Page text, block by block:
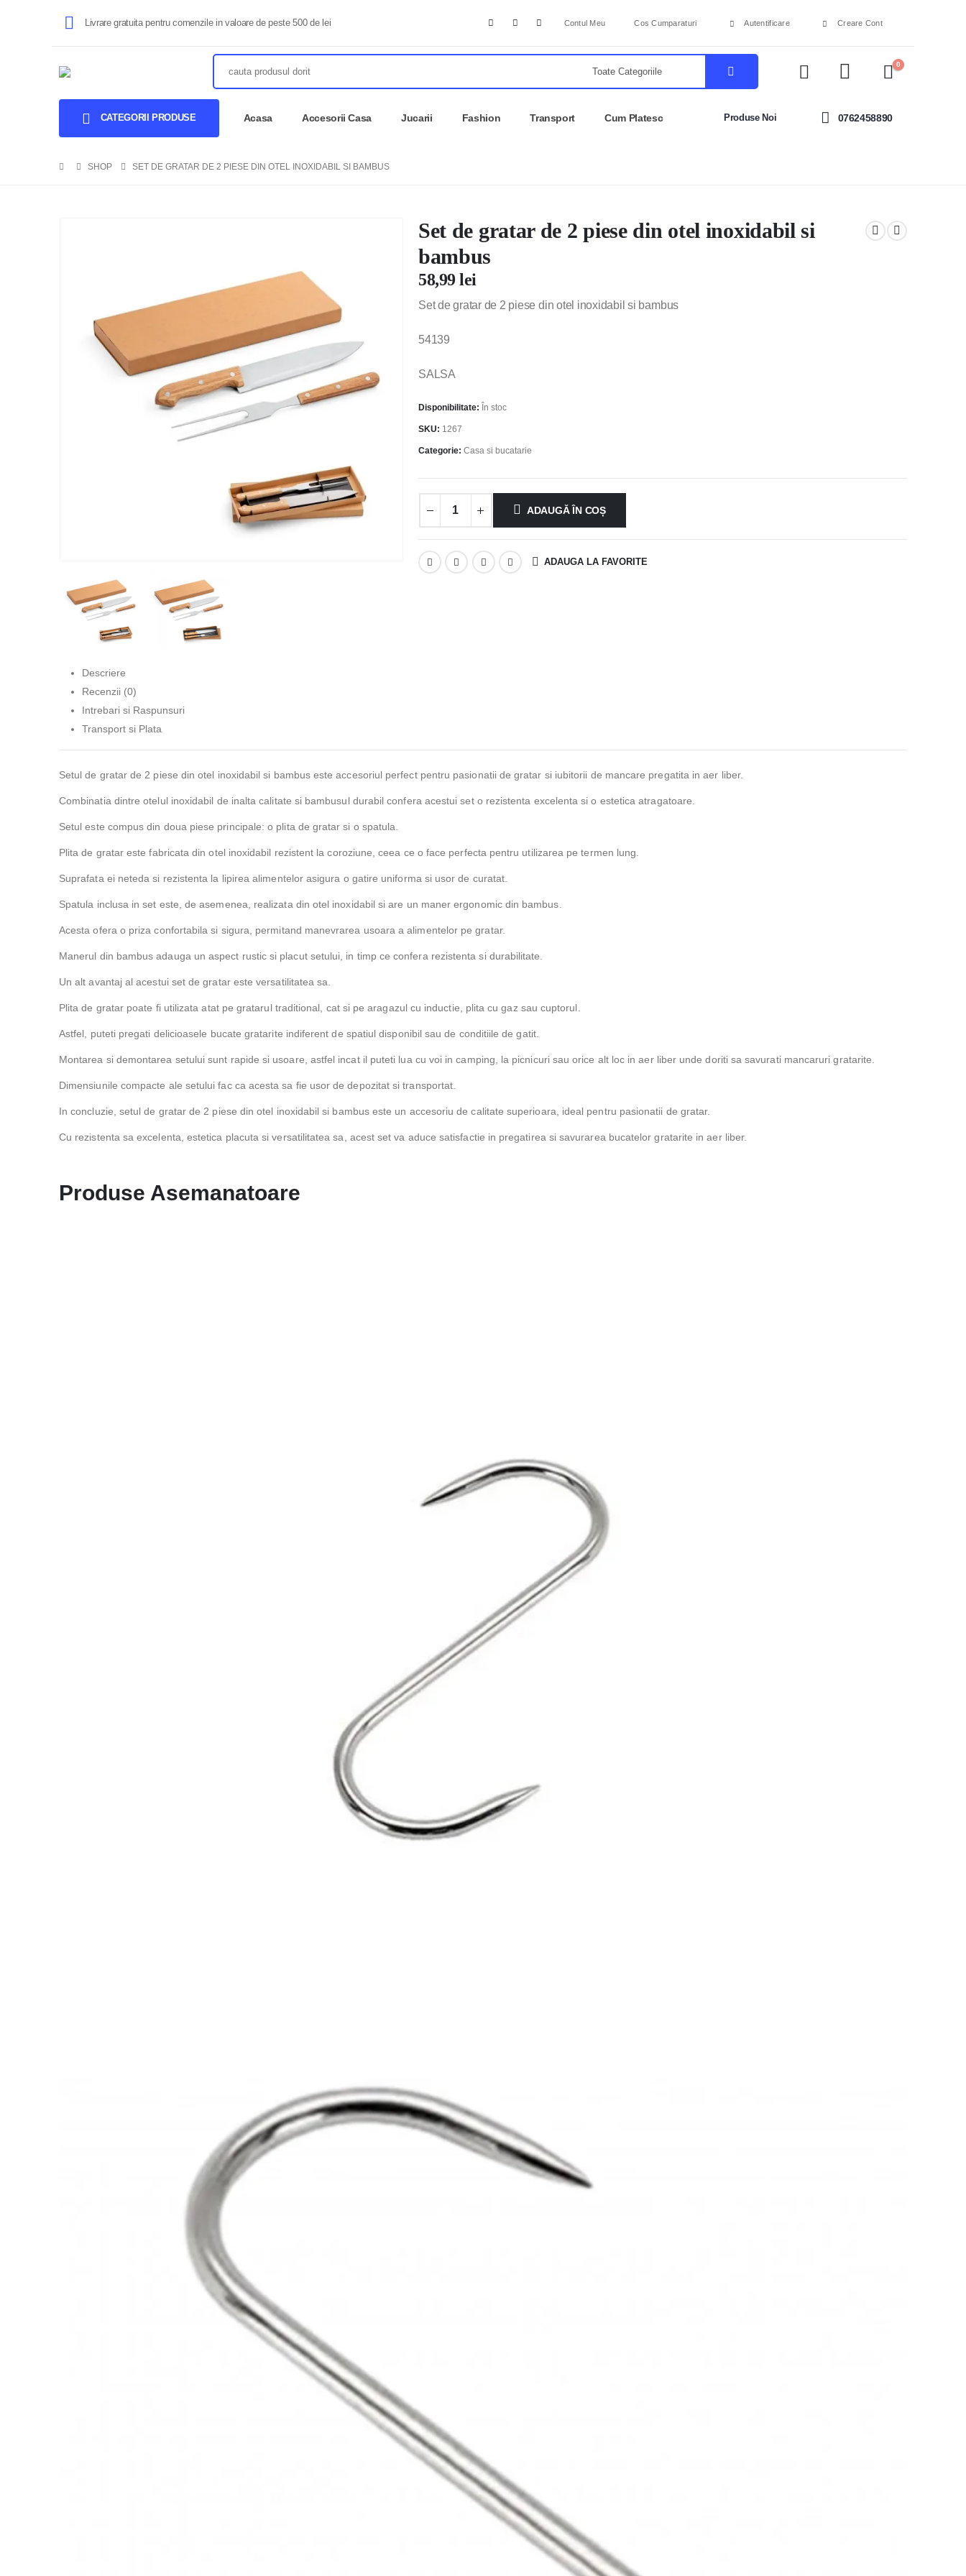
Livrare gratuita pentru comenzile in valoare de peste 500 de lei Contul Meu Cos Cumparaturi Autentificare Creare Cont
0
CATEGORII PRODUSE Acasa Accesorii Casa Jucarii Fashion Transport Cum Platesc Produse Noi 0762458890
SHOP SET DE GRATAR DE 2 PIESE DIN OTEL INOXIDABIL SI BAMBUS
Set de gratar de 2 piese din otel inoxidabil si
bambus
58,99lei
Set de gratar de 2 piese din otel inoxidabil si bambus
54139
SALSA
Disponibilitate: În stoc
SKU: 1267
Categorie: Casa si bucatarie
ADAUGĂ ÎN COȘ
ADAUGA LA FAVORITE
Descriere
Recenzii (0)
Intrebari si Raspunsuri
Transport si Plata
Setul de gratar de 2 piese din otel inoxidabil si bambus este accesoriul perfect pentru pasionatii de gratar si iubitorii de mancare pregatita in aer liber.
Combinatia dintre otelul inoxidabil de inalta calitate si bambusul durabil confera acestui set o rezistenta excelenta si o estetica atragatoare.
Setul este compus din doua piese principale: o plita de gratar si o spatula.
Plita de gratar este fabricata din otel inoxidabil rezistent la coroziune, ceea ce o face perfecta pentru utilizarea pe termen lung.
Suprafata ei neteda si rezistenta la lipirea alimentelor asigura o gatire uniforma si usor de curatat.
Spatula inclusa in set este, de asemenea, realizata din otel inoxidabil si are un maner ergonomic din bambus.
Acesta ofera o priza confortabila si sigura, permitand manevrarea usoara a alimentelor pe gratar.
Manerul din bambus adauga un aspect rustic si placut setului, in timp ce confera rezistenta si durabilitate.
Un alt avantaj al acestui set de gratar este versatilitatea sa.
Plita de gratar poate fi utilizata atat pe gratarul traditional, cat si pe aragazul cu inductie, plita cu gaz sau cuptorul.
Astfel, puteti pregati delicioasele bucate gratarite indiferent de spatiul disponibil sau de conditiile de gatit.
Montarea si demontarea setului sunt rapide si usoare, astfel incat il puteti lua cu voi in camping, la picnicuri sau orice alt loc in aer liber unde doriti sa savurati mancaruri gratarite.
Dimensiunile compacte ale setului fac ca acesta sa fie usor de depozitat si transportat.
In concluzie, setul de gratar de 2 piese din otel inoxidabil si bambus este un accesoriu de calitate superioara, ideal pentru pasionatii de gratar.
Cu rezistenta sa excelenta, estetica placuta si versatilitatea sa, acest set va aduce satisfactie in pregatirea si savurarea bucatelor gratarite in aer liber.
Produse Asemanatoare